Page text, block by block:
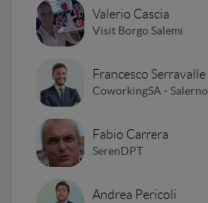
Valerio Cascia
Visit Borgo Salemi
Francesco Serravalle
CoworkingSA - Salerno
Fabio Carrera
SerenDPT
Andrea Pericoli